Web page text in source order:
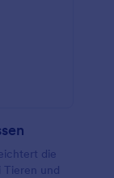
die
Tieren und